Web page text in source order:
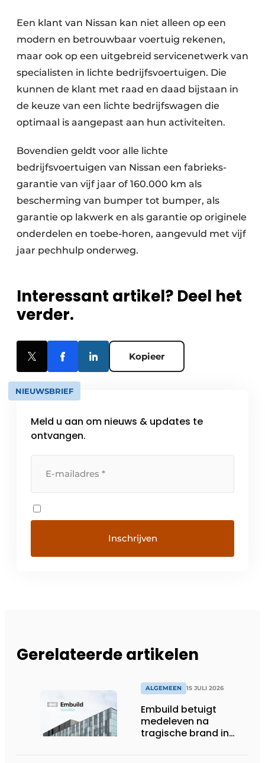
Een klant van Nissan kan niet alleen op een
modern en betrouwbaar voertuig rekenen,
maar ook op een uitgebreid servicenetwerk van
specialisten in lichte bedrijfsvoertuigen. Die
kunnen de klant met raad en daad bijstaan in
de keuze van een lichte bedrijfswagen die
optimaal is aangepast aan hun activiteiten.
Bovendien geldt voor alle lichte
bedrijfsvoertuigen van Nissan een fabrieks-
garantie van vijf jaar of 160.000 km als
bescherming van bumper tot bumper, als
garantie op lakwerk en als garantie op originele
onderdelen en toebe-horen, aangevuld met vijf
jaar pechhulp onderweg.
Interessant artikel? Deel het
verder.
Kopieer
NIEUWSBRIEF
Meld u aan om nieuws & updates te
ontvangen.
Gerelateerde artikelen
ALGEMEEN 15 JULI 2026
Embuild betuigt
medeleven na
tragische brand in